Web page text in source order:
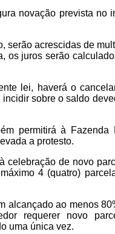
novação prevista no
serão acrescidas de
os juros serão
lei, haverá o
sobre o saldo
permitirá à Fazenda
a protesto.
celebração de novo
4 (quatro)
alcançado ao menos
requerer novo
uma única vez.